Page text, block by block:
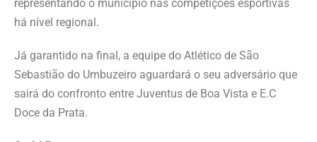
representando o município nas competições esportivas
há nível regional.
Já garantido na final, a equipe do Atlético de São
Sebastião do Umbuzeiro aguardará o seu adversário que
sairá do confronto entre Juventus de Boa Vista e E.C
Doce da Prata.